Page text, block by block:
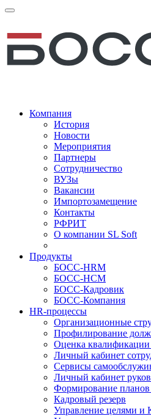
Компания
История
Новости
Мероприятия
Партнеры
Сотрудничество
ВУЗы
Вакансии
Импортозамещение
Контакты
РФРИТ
О компании SL Soft
Продукты
БОСС-HRM
БОСС-HCM
БОСС-Кадровик
БОСС-Компания
HR-процессы
Организационные
Профилирование
Оценка квалификации
Личный кабинет
Сервисы
Личный кабинет
Формирование
Кадровый резерв
Управление целями и